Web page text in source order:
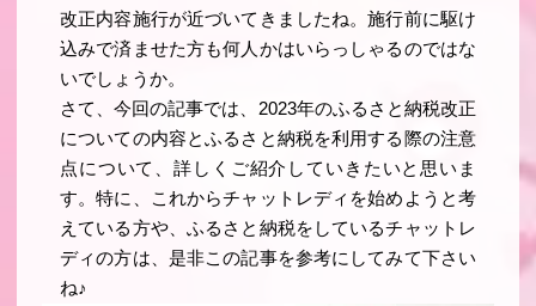
改正内容施行が近づいてきましたね。施行前に駆け
込みで済ませた方も何人かはいらっしゃるのではな
いでしょうか。
さて、今回の記事では、2023年のふるさと納税改正
についての内容とふるさと納税を利用する際の注意
点について、詳しくご紹介していきたいと思いま
す。特に、これからチャットレディを始めようと考
えている方や、ふるさと納税をしているチャットレ
ディの方は、是非この記事を参考にしてみて下さい
ね♪